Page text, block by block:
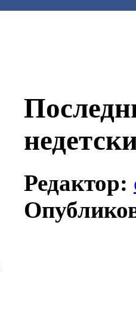
Редактор: